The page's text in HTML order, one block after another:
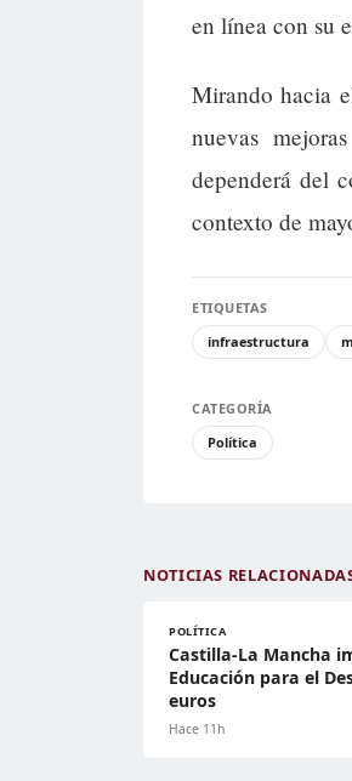
en línea con su
Mirando hacia
nuevas
dependerá del
contexto de
ETIQUETAS
infraestructura
CATEGORÍA
Política
NOTICIAS
POLÍTICA
Castilla-La Mancha
Educación para el
euros
Hace 11h